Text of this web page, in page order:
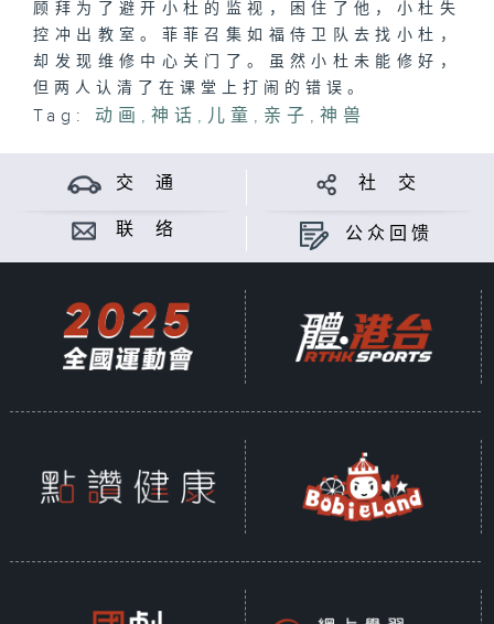
顾拜为了避开小杜的监视，困住了他，小杜失
控冲出教室。菲菲召集如福侍卫队去找小杜，
却发现维修中心关门了。虽然小杜未能修好，
但两人认清了在课堂上打闹的错误。
Tag: 动画 ,神话 , 儿童 , 亲子 ,神兽
交 通 社 交
联 络 公众回馈